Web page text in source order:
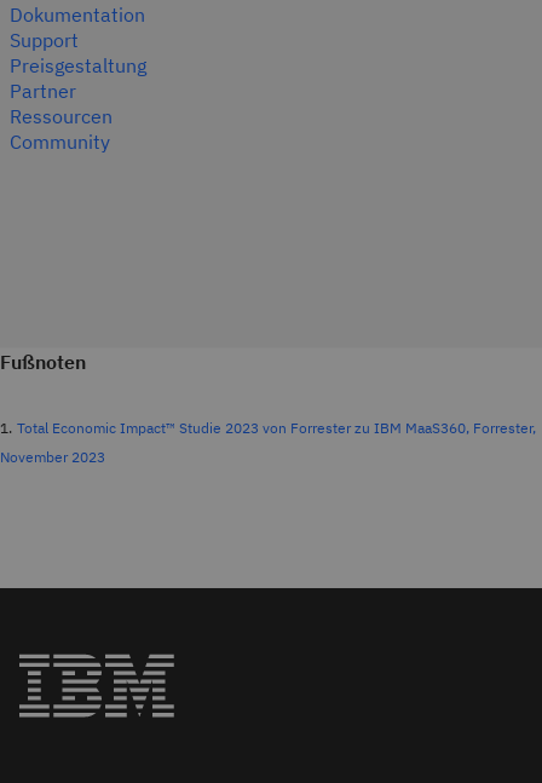
Dokumentation
Support
Preisgestaltung
Partner
Ressourcen
Community
Fußnoten
1. Total Economic Impact™ Studie 2023 von Forrester zu IBM MaaS360, Forrester,
November 2023